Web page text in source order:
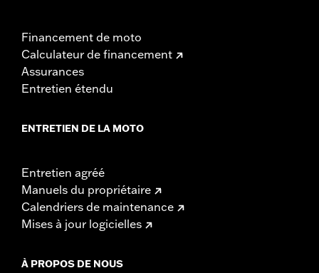
Financement de moto
Calculateur de financement
Assurances
Entretien étendu
ENTRETIEN DE LA MOTO
Entretien agréé
Manuels du propriétaire
Calendriers de maintenance
Mises à jour logicielles
À PROPOS DE NOUS